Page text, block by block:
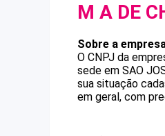
M A DE
Sobre a
O CNPJ da
sede em SAO
sua situação
em geral, com